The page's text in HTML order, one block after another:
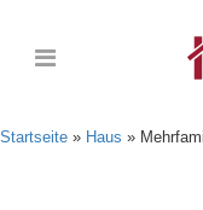
Startseite » Haus »